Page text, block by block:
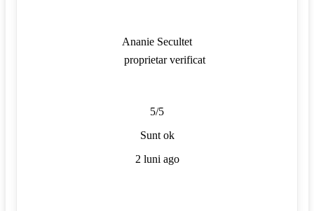
Ananie Secultet
proprietar verificat
5/5
Sunt ok
2 luni ago